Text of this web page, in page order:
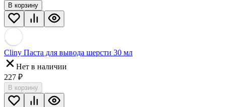
В корзину
Cliny Паста для вывода шерсти 30 мл
Нет в наличии
227 ₽
В корзину